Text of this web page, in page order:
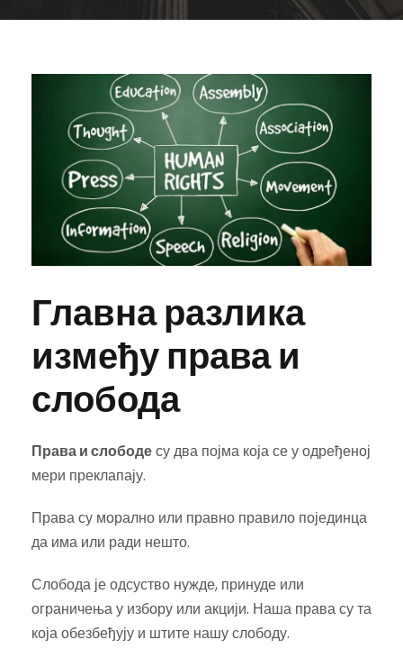
Главна разлика
између права и
слобода
Права и слободесу два појма која се у одређеној
мери преклапају.
Права су морално или правно правило појединца
да има или ради нешто.
Слобода је одсуство нужде, принуде или
ограничења у избору или акцији. Наша права су та
која обезбеђују и штите нашу слободу.